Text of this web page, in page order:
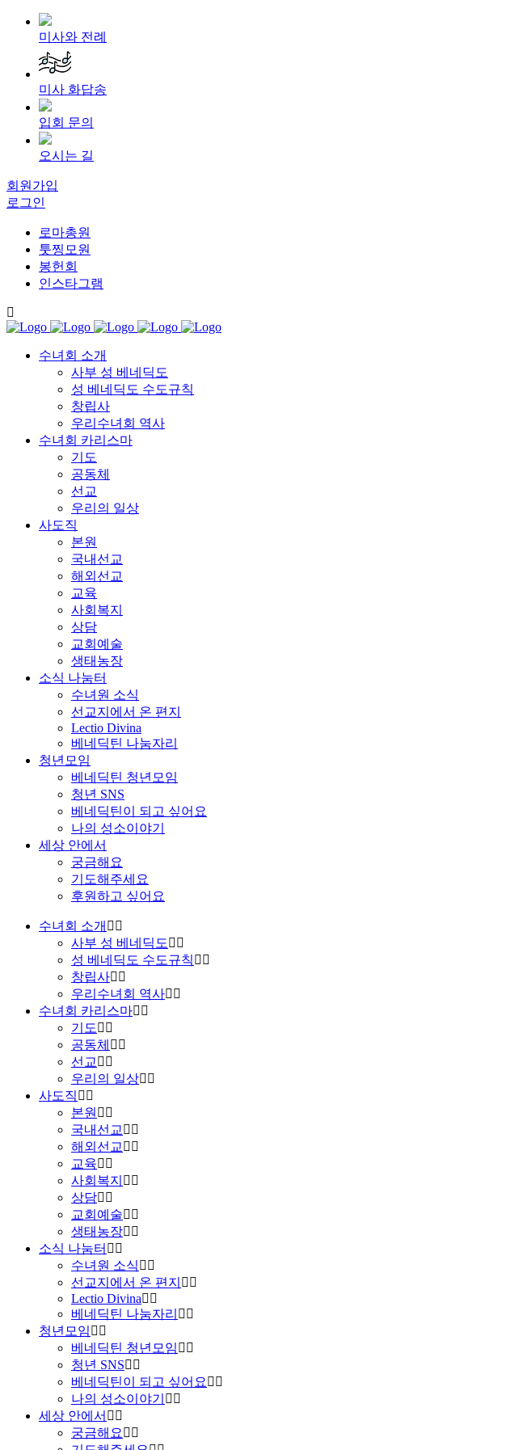
미사와 전례
미사 화답송
입회 문의
오시는 길
회원가입
로그인
로마총원
툿찡모원
봉헌회
인스타그램
수녀회 소개
사부 성 베네딕도
성 베네딕도 수도규칙
창립사
우리수녀회 역사
수녀회 카리스마
기도
공동체
선교
우리의 일상
사도직
본원
국내선교
해외선교
교육
사회복지
상담
교회예술
생태농장
소식 나눔터
수녀원 소식
선교지에서 온 편지
Lectio Divina
베네딕틴 나눔자리
청년모임
베네딕틴 청년모임
청년 SNS
베네딕틴이 되고 싶어요
나의 성소이야기
세상 안에서
궁금해요
기도해주세요
후원하고 싶어요
수녀회 소개
사부 성 베네딕도
성 베네딕도 수도규칙
창립사
우리수녀회 역사
수녀회 카리스마
기도
공동체
선교
우리의 일상
사도직
본원
국내선교
해외선교
교육
사회복지
상담
교회예술
생태농장
소식 나눔터
수녀원 소식
선교지에서 온 편지
Lectio Divina
베네딕틴 나눔자리
청년모임
베네딕틴 청년모임
청년 SNS
베네딕틴이 되고 싶어요
나의 성소이야기
세상 안에서
궁금해요